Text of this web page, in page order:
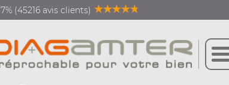
(45216 avis clients)